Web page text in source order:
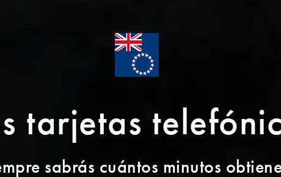
tarjetas
sabrás cuántos minutos